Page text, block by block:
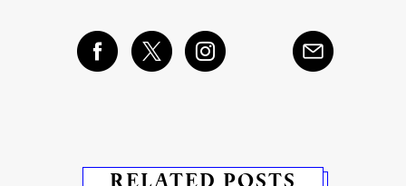
RELATED POSTS